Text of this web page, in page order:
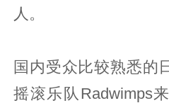
人。
国内受众比较熟悉的
摇滚乐队Radwimps